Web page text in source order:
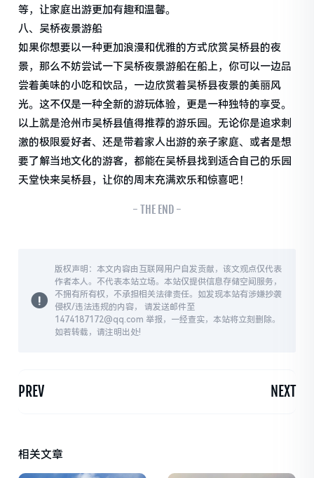
等，让家庭出游更加有趣和温馨。
八、吴桥夜景游船
如果你想要以一种更加浪漫和优雅的方式欣赏吴桥县的夜
景，那么不妨尝试一下吴桥夜景游船在船上，你可以一边品
尝着美味的小吃和饮品，一边欣赏着吴桥县夜景的美丽风
光。这不仅是一种全新的游玩体验，更是一种独特的享受。
以上就是沧州市吴桥县值得推荐的游乐园。无论你是追求刺
激的极限爱好者、还是带着家人出游的亲子家庭、或者是想
要了解当地文化的游客，都能在吴桥县找到适合自己的乐园
天堂快来吴桥县，让你的周末充满欢乐和惊喜吧！
- THE END -
版权声明：本文内容由互联网用户自发贡献，该文观点仅代表
作者本人。不代表本站立场。本站仅提供信息存储空间服务，
不拥有所有权，不承担相关法律责任。如发现本站有涉嫌抄袭
侵权/违法违规的内容， 请发送邮件至
1474187172@qq.com 举报，一经查实，本站将立刻删除。
如若转载，请注明出处!
PREV NEXT
相关文章